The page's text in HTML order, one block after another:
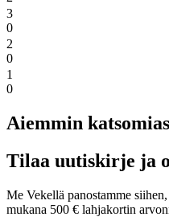
3
0
2
0
1
0
Aiemmin
Tilaa uutiskirje ja
Me Vekellä panostamme
mukana 500 € lahjakortin